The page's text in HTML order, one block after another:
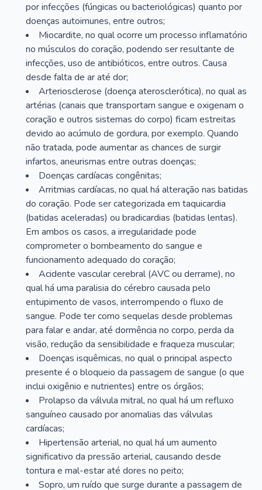
por infecções (fúngicas ou bacteriológicas) quanto por
doenças autoimunes, entre outros;
Miocardite, no qual ocorre um processo inflamatório
no músculos do coração, podendo ser resultante de
infecções, uso de antibióticos, entre outros. Causa
desde falta de ar até dor;
Arteriosclerose (doença aterosclerótica), no qual as
artérias (canais que transportam sangue e oxigenam o
coração e outros sistemas do corpo) ficam estreitas
devido ao acúmulo de gordura, por exemplo. Quando
não tratada, pode aumentar as chances de surgir
infartos, aneurismas entre outras doenças;
Doenças cardíacas congênitas;
Arritmias cardíacas, no qual há alteração nas batidas
do coração. Pode ser categorizada em taquicardia
(batidas aceleradas) ou bradicardias (batidas lentas).
Em ambos os casos, a irregularidade pode
comprometer o bombeamento do sangue e
funcionamento adequado do coração;
Acidente vascular cerebral (AVC ou derrame), no
qual há uma paralisia do cérebro causada pelo
entupimento de vasos, interrompendo o fluxo de
sangue. Pode ter como sequelas desde problemas
para falar e andar, até dormência no corpo, perda da
visão, redução da sensibilidade e fraqueza muscular;
Doenças isquêmicas, no qual o principal aspecto
presente é o bloqueio da passagem de sangue (o que
inclui oxigênio e nutrientes) entre os órgãos;
Prolapso da válvula mitral, no qual há um refluxo
sanguíneo causado por anomalias das válvulas
cardíacas;
Hipertensão arterial, no qual há um aumento
significativo da pressão arterial, causando desde
tontura e mal-estar até dores no peito;
Sopro, um ruído que surge durante a passagem de